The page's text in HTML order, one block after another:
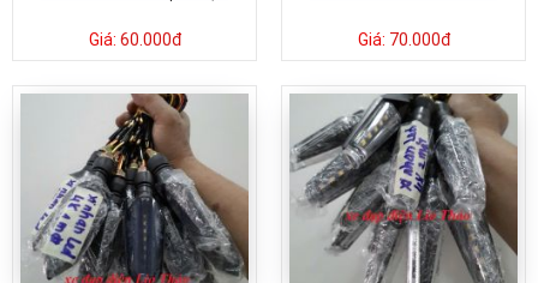
Giá: 60.000đ Giá: 70.000đ